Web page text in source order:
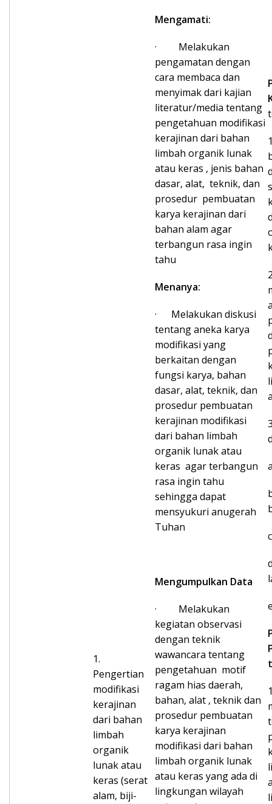
1.
Pengertian
modifikasi
kerajinan
dari bahan
limbah
organik
lunak atau
keras (serat
alam, biji-
Mengamati:
· Melakukan
pengamatan dengan
cara membaca dan
menyimak dari kajian
literatur/media tentang
pengetahuan modifikasi
kerajinan dari bahan
limbah organik lunak
atau keras , jenis bahan
dasar, alat, teknik, dan
prosedur pembuatan
karya kerajinan dari
bahan alam agar
terbangun rasa ingin
tahu
Menanya:
· Melakukan diskusi
tentang aneka karya
modifikasi yang
berkaitan dengan
fungsi karya, bahan
dasar, alat, teknik, dan
prosedur pembuatan
kerajinan modifikasi
dari bahan limbah
organik lunak atau
keras agar terbangun
rasa ingin tahu
sehingga dapat
mensyukuri anugerah
Tuhan
Mengumpulkan Data
· Melakukan
kegiatan observasi
dengan teknik
wawancara tentang
pengetahuan motif
ragam hias daerah,
bahan, alat , teknik dan
prosedur pembuatan
karya kerajinan
modifikasi dari bahan
limbah organik lunak
atau keras yang ada di
lingkungan wilayah